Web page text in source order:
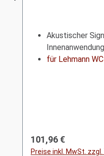
Akustischer
Innenanwendung
für Lehmann
Regulärer Preis:
101,96 €
Preise inkl. MwSt.